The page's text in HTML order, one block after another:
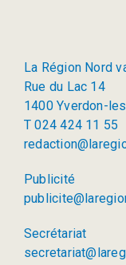
La Région Nord
Rue du Lac 14
1400 Yverdon-
T 024 424 11 55
Publicité
Secrétariat